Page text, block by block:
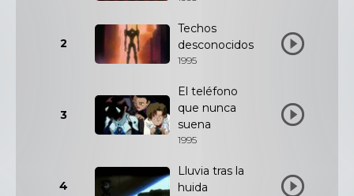
2
Techos
desconocidos
1995
3
El teléfono
que nunca
suena
1995
4
Lluvia tras la
huida